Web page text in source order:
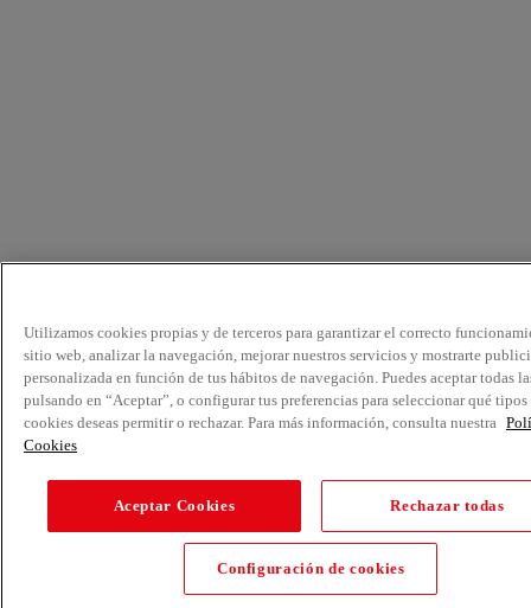
Utilizamos cookies propias y de terceros para garantizar el correcto
sitio web, analizar la navegación, mejorar nuestros servicios y mostrarte
personalizada en función de tus hábitos de navegación. Puedes aceptar todas
pulsando en “Aceptar”, o configurar tus preferencias para seleccionar qué tipos
cookies deseas permitir o rechazar. Para más información, consulta nuestra
Cookies
Aceptar Cookies Rechazar todas
Configuración de cookies